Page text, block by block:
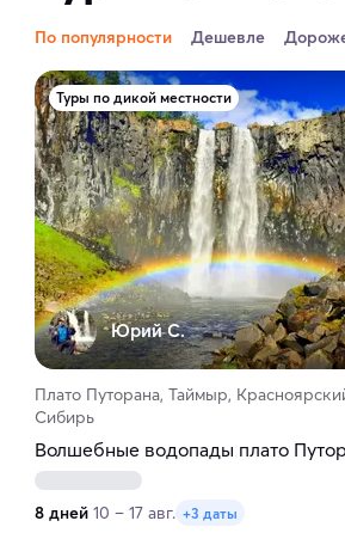
По популярности Дешевле
Туры по дикой местности
Юрий С.
Плато Путорана, Таймыр,
Сибирь
Волшебные водопады плато
8 дней 10 – 17 авг. +3 даты